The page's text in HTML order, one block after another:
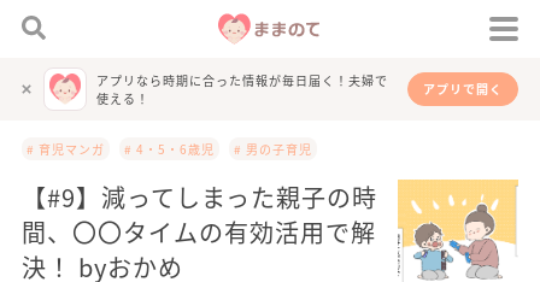
アプリなら時期に合った情報が毎日届く！夫婦で
使える！
アプリで開く
# 育児マンガ # 4・5・6歳児 # 男の子育児
【#9】減ってしまった親子の時
間、〇〇タイムの有効活用で解
決！ byおかめ